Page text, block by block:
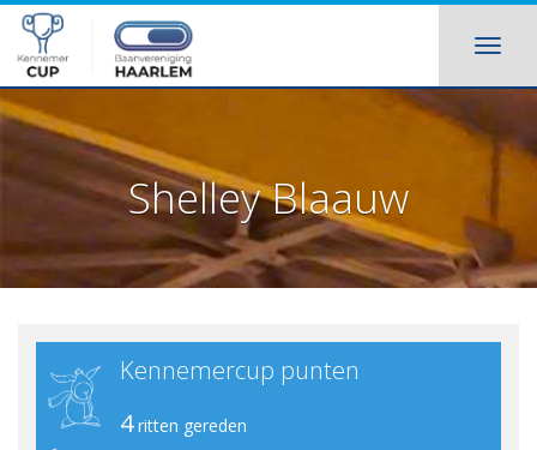
Shelley Blaauw
Kennemercup punten
4ritten gereden